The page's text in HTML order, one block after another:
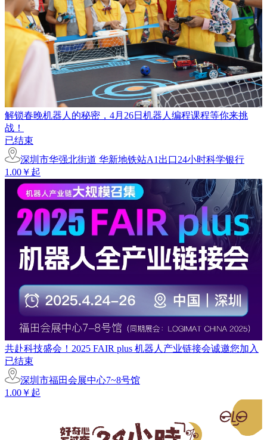
解锁春晚机器人的秘密，4月26日机器人编程课程等你来挑
战！
已结束
深圳市华强北街道 华新地铁站A1出口24小时科学银行
1.00￥起
共赴科技盛会！2025 FAIR plus 机器人产业链接会诚邀您加入
已结束
深圳市福田会展中心7~8号馆
1.00￥起